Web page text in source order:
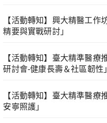
【活動轉知】興大精醫工作
精要與實戰研討」
【活動轉知】臺大精準醫療
研討會-健康長壽＆社區韌性」
【活動轉知】臺大精準醫療
安寧照護」